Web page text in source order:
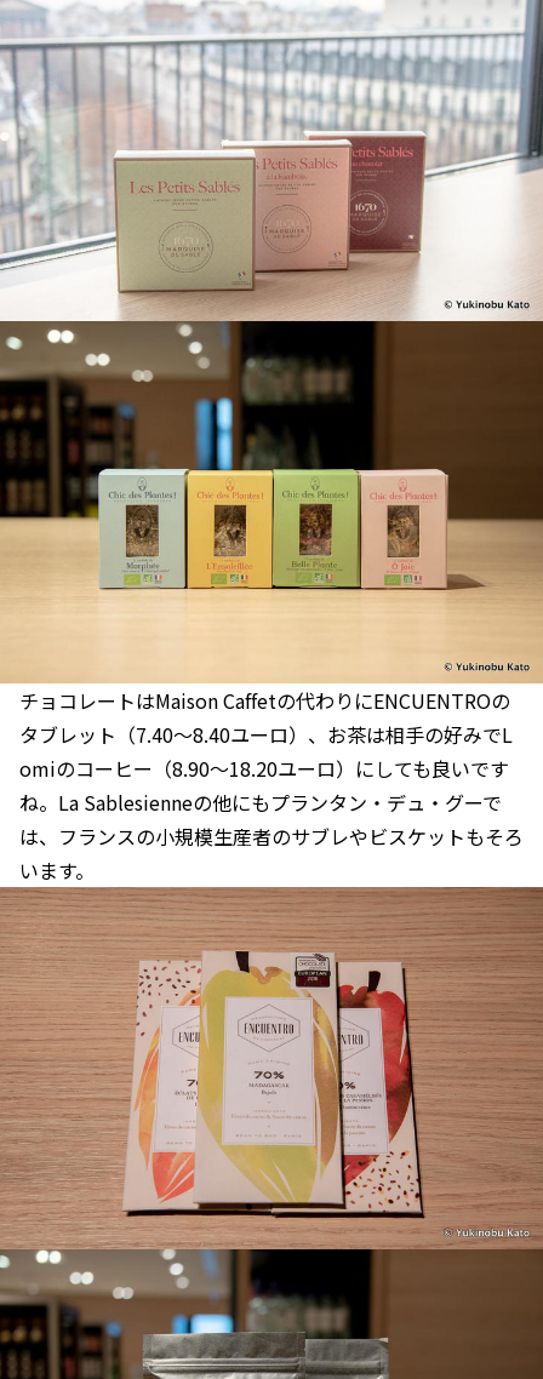
チョコレートはMaison Caffetの代わりにENCUENTROの
タブレット（7.40〜8.40ユーロ）、お茶は相手の好みでL
omiのコーヒー（8.90〜18.20ユーロ）にしても良いです
ね。La Sablesienneの他にもプランタン・デュ・グーで
は、フランスの小規模生産者のサブレやビスケットもそろ
います。